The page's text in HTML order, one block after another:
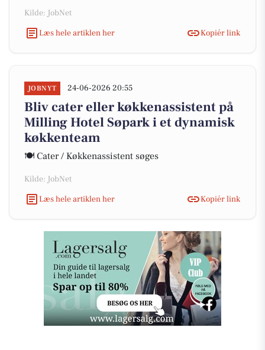
Kilde: JobNet
Læs hele artiklen her
Kopiér link
JOBNYT 24-06-2026 20:55
Bliv cater eller køkkenassistent på
Milling Hotel Søpark i et dynamisk
køkkenteam
🍽️ Cater / Køkkenassistent søges
Kilde: JobNet
Læs hele artiklen her
Kopiér link